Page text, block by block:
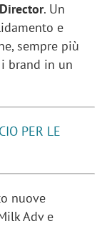
. Un
e
sempre più
brand in un
PER LE
nuove
Adv e